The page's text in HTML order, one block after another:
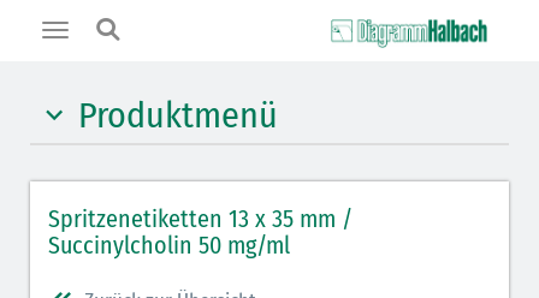
Toggle
Produktmenü
Benzodiazepine (orange)
Benzodiazepin-Antagonisten (orange schraffiert)
Spritzenetiketten 13 x 35 mm /
Succinylcholin 50 mg/ml